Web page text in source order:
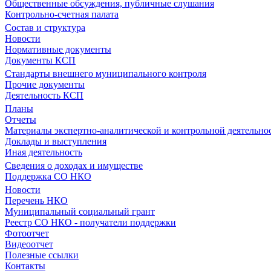
Общественные обсуждения, публичные слушания
Контрольно-счетная палата
Состав и структура
Новости
Нормативные документы
Документы КСП
Стандарты внешнего муниципального контроля
Прочие документы
Деятельность КСП
Планы
Отчеты
Материалы экспертно-аналитической и контрольной
Доклады и выступления
Иная деятельность
Сведения о доходах и имуществе
Поддержка СО НКО
Новости
Перечень НКО
Муниципальный социальный грант
Реестр СО НКО - получатели поддержки
Фотоотчет
Видеоотчет
Полезные ссылки
Контакты